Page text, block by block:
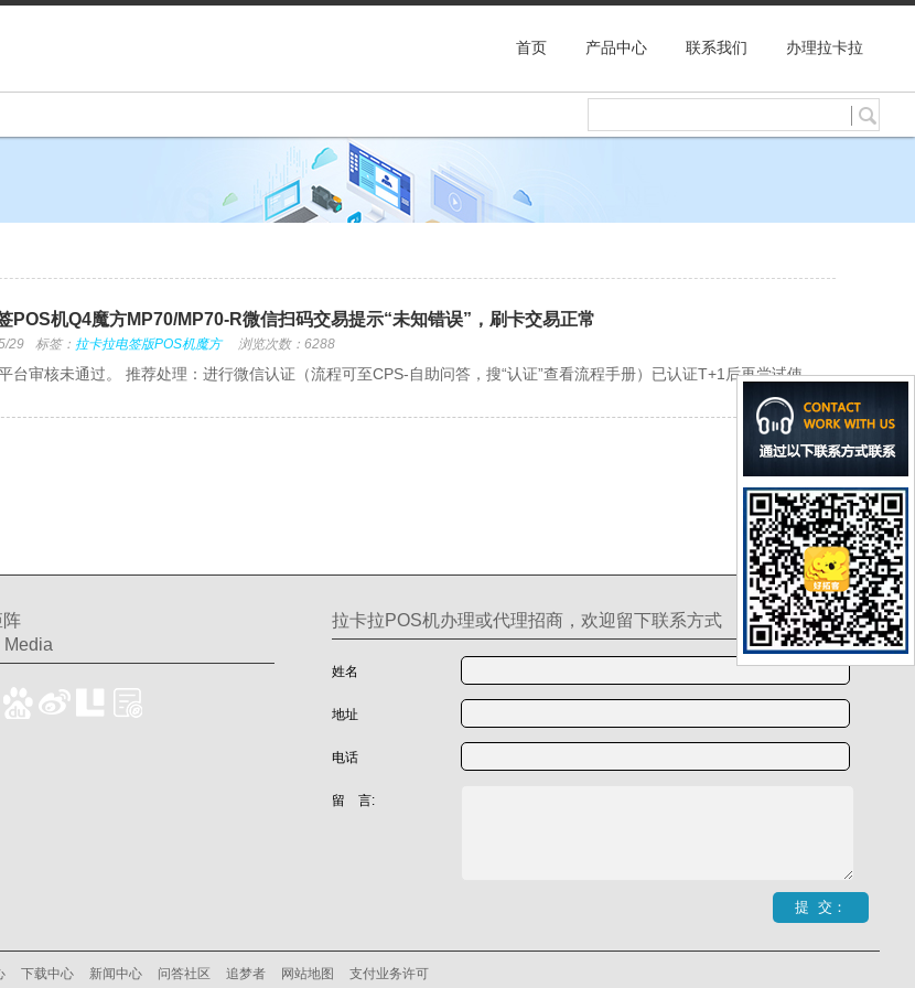
首页 产品中心 联系我们 办理拉卡拉
POS机Q4魔方MP70/MP70-R微信扫码交易提示“未知错误”，刷卡交易正常
29 标签： 拉卡拉电签版POS机魔方 浏览次数：6288
台审核未通过。 推荐处理：进行微信认证（流程可至CPS-自助问答，搜“认证”查看流程手册）已认证T+1后再尝试使
阵
Media
拉卡拉POS机办理或代理招商，欢迎留下联系方式
姓名
地址
电话
留 言:
下载中心 新闻中心 问答社区 追梦者 网站地图 支付业务许可